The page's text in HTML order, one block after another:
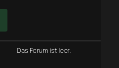
Das Forum ist leer.